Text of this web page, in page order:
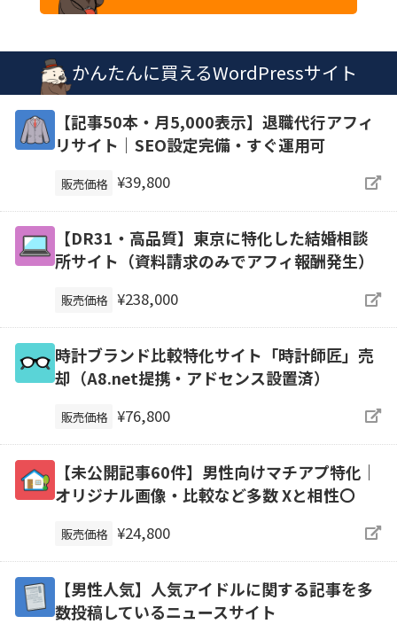
かんたんに買えるWordPressサイト
【記事50本・月5,000表示】退職代行アフィ
リサイト｜SEO設定完備・すぐ運用可
販売価格 ¥39,800
【DR31・高品質】東京に特化した結婚相談
所サイト（資料請求のみでアフィ報酬発生）
販売価格 ¥238,000
時計ブランド比較特化サイト「時計師匠」売
却（A8.net提携・アドセンス設置済）
販売価格 ¥76,800
【未公開記事60件】男性向けマチアプ特化｜
オリジナル画像・比較など多数 Xと相性〇
販売価格 ¥24,800
【男性人気】人気アイドルに関する記事を多
数投稿しているニュースサイト